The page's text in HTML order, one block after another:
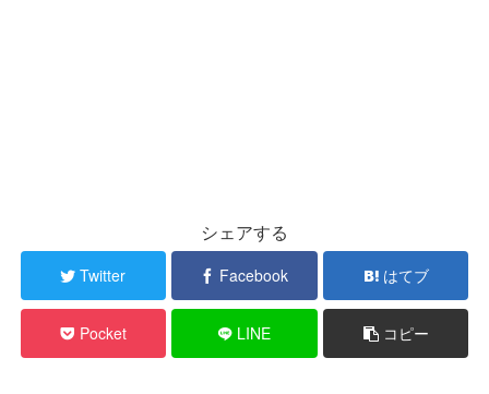
シェアする
Twitter Facebook はてブ
Pocket LINE コピー